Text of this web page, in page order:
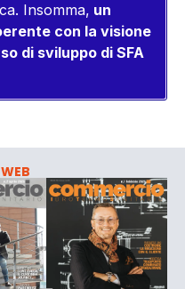
Insomma, un
con la visione
di sviluppo di SFA